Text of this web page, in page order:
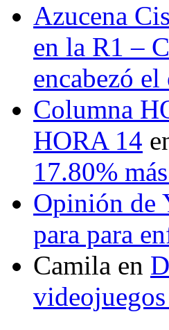
Azucena
en la R1 –
encabezó
Columna
HORA 14
17.80%
Opinión de
para para
Camila en